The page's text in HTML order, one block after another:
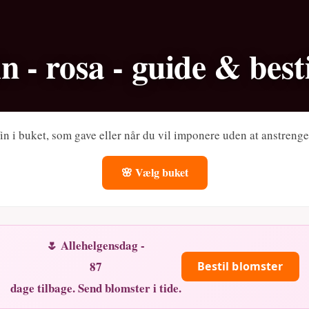
- rosa - guide &
i buket, som gave eller når du vil imponere uden at
🌸 Vælg buket
🌷 Allehelgensdag -
87
dage tilbage. Send blomster i tide.
Bestil blomster